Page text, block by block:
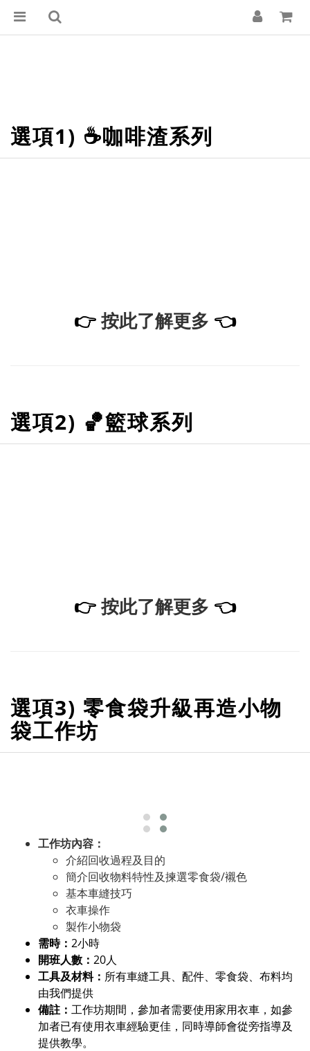
選項1) ☕咖啡渣系列
👉按此了解更多 👈
選項2) 🏀籃球系列
👉按此了解更多 👈
選項3) 零食袋升級再造小物
袋工作坊
工作坊內容：
介紹回收過程及目的
簡介回收物料特性及揀選零食袋/襯色
基本車縫技巧
衣車操作
製作小物袋
​需時： 2小時
開班人數： 20人
工具及材料： 所有車縫工具、配件、零食袋、布料均
由我們提供
備註： 工作坊期間，參加者需要使用家用衣車，如參
加者已有使用衣車經驗更佳，同時導師會從旁指導及
提供教學。